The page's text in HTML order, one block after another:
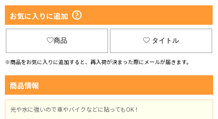
お気に入りに追加
商品 タイトル
※商品をお気に入りに追加すると、再入荷が決まった際にメールが届きます。
商品情報
光や水に強いので車やバイクなどに貼ってもOK！